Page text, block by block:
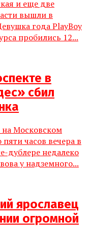
и еще две
вышли в
года PlayBoy
пробились 12...
в
сбил
Московском
часов вечера в
дублере недалеко
у надземного...
ярославец
огромной